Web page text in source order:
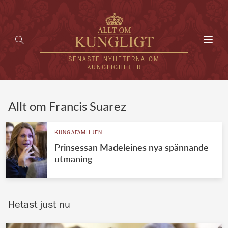
SENASTE NYHETERNA OM
KUNGLIGHETER
UTLÄNDSKT
VÄRLDENS KUNGAHUS
Brittiska kungahuset
Allt om Francis Suarez
KUNGAFAMILJEN
Prinsessan Madeleines nya spännande
utmaning
Hetast just nu